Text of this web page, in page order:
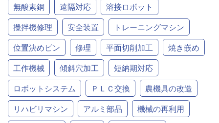
無酸素銅
遠隔対応
溶接ロボット
攪拌機修理
安全装置
トレーニングマシン
位置決めピン
修理 平面切削加工
焼き嵌め
工作機械
傾斜穴加工
短納期対応
ロボットシステム
ＰＬＣ交換
農機具の改造
リハビリマシン
アルミ部品
機械の再利用